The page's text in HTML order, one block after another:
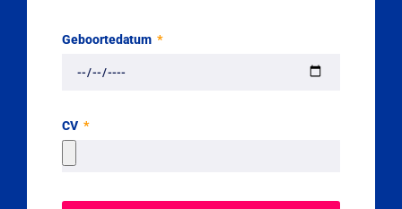
Geboortedatum
CV